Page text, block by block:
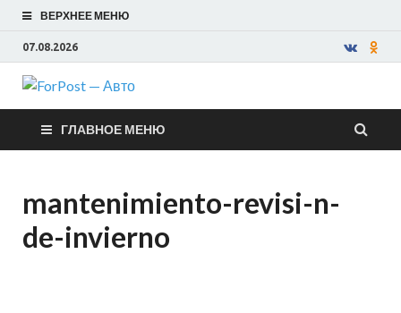
ВЕРХНЕЕ МЕНЮ
07.08.2026
ForPost —
Авто
ГЛАВНОЕ МЕНЮ
mantenimiento-revisi-n-
de-invierno